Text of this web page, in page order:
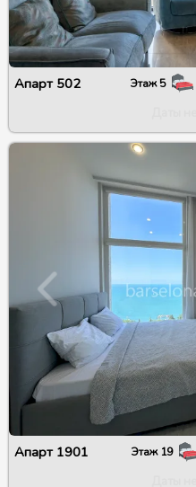
Апарт 502 Этаж5
Апарт 1901 Этаж 19